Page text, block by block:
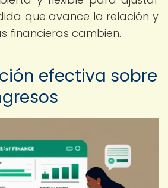
que avance la relación y
financieras cambien.
efectiva sobre